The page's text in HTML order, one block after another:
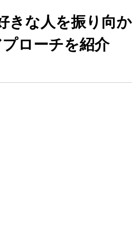
きな人を振り向
ローチを紹介